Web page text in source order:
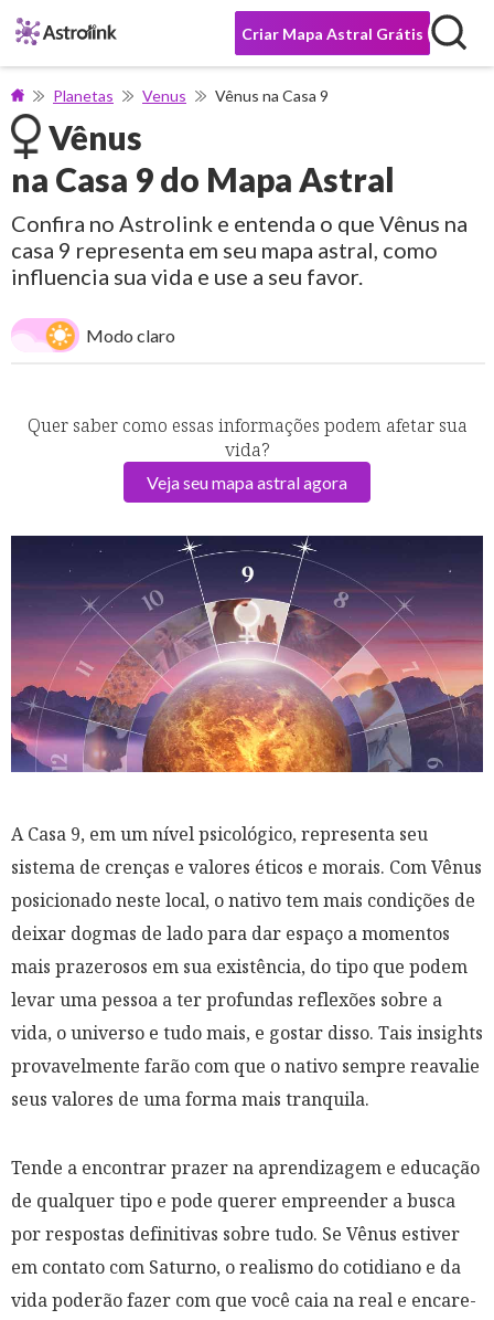
Criar Mapa Astral Grátis
Planetas Venus Vênus na Casa 9
Vênus
na Casa 9 do Mapa Astral
Confira no Astrolink e entenda o que Vênus na
casa 9 representa em seu mapa astral, como
influencia sua vida e use a seu favor.
Modo claro
Quer saber como essas informações podem afetar sua
vida?
Veja seu mapa astral agora
A Casa 9, em um nível psicológico, representa seu
sistema de crenças e valores éticos e morais. Com Vênus
posicionado neste local, o nativo tem mais condições de
deixar dogmas de lado para dar espaço a momentos
mais prazerosos em sua existência, do tipo que podem
levar uma pessoa a ter profundas reflexões sobre a
vida, o universo e tudo mais, e gostar disso. Tais insights
provavelmente farão com que o nativo sempre reavalie
seus valores de uma forma mais tranquila.
Tende a encontrar prazer na aprendizagem e educação
de qualquer tipo e pode querer empreender a busca
por respostas definitivas sobre tudo. Se Vênus estiver
em contato com Saturno, o realismo do cotidiano e da
vida poderão fazer com que você caia na real e encare-